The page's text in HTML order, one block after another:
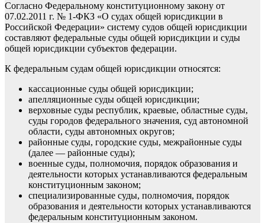
Согласно Федеральному конституционному закону от
07.02.2011 г. № 1-ФКЗ «О судах общей юрисдикции в
Российской Федерации» систему судов общей юрисдикции
составляют федеральные суды общей юрисдикции и суды
общей юрисдикции субъектов федерации.
К федеральным судам общей юрисдикции относятся:
кассационные суды общей юрисдикции;
апелляционные суды общей юрисдикции;
верховные суды республик, краевые, областные суды,
суды городов федерального значения, суд автономной
области, суды автономных округов;
районные суды, городские суды, межрайонные суды
(далее — районные суды);
военные суды, полномочия, порядок образования и
деятельности которых устанавливаются федеральным
конституционным законом;
специализированные суды, полномочия, порядок
образования и деятельности которых устанавливаются
федеральным конституционным законом.